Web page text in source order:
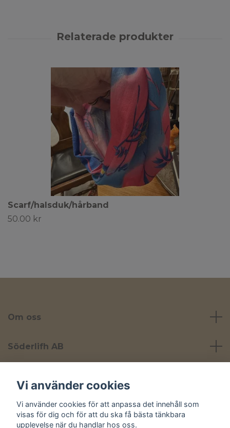
Scarf/halsduk/hårband
50.00 kr
Om oss
Söderlifh AB
Sociala medier
Vi använder cookies
Vi använder cookies för att anpassa det innehåll som
visas för dig och för att du ska få bästa tänkbara
upplevelse när du handlar hos oss.